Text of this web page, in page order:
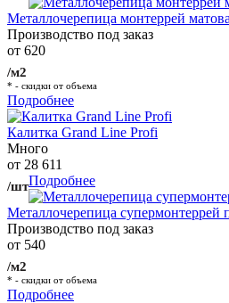
Металлочерепица монтеррей
Производство под заказ
от 620
/м2
* - скидки от объема
Подробнее
Калитка Grand Line Profi
Много
от 28 611
/штПодробнее
Металлочерепица супермонтеррей
Производство под заказ
от 540
/м2
* - скидки от объема
Подробнее